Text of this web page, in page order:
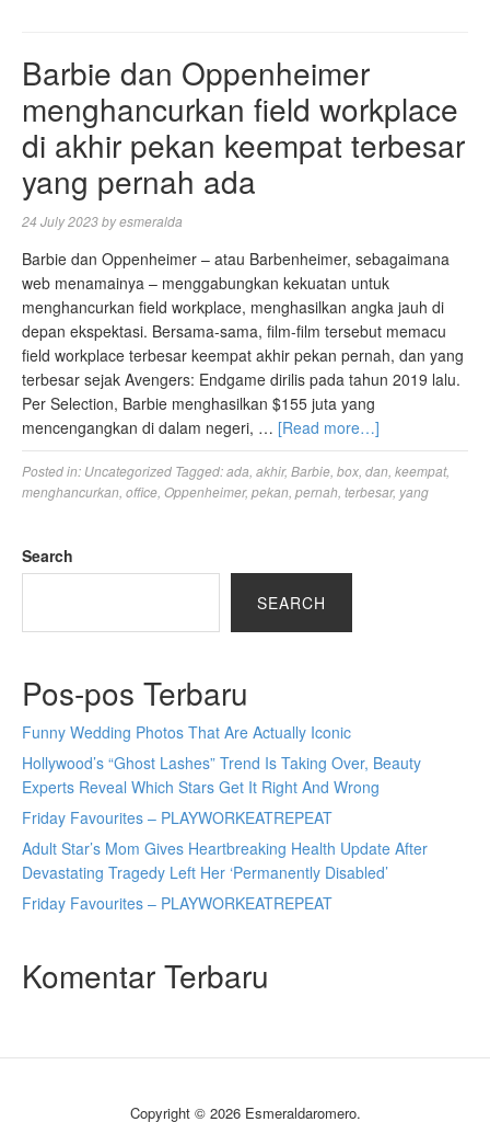
Barbie dan Oppenheimer
menghancurkan field workplace
di akhir pekan keempat terbesar
yang pernah ada
24 July 2023byesmeralda
Barbie dan Oppenheimer – atau Barbenheimer, sebagaimana
web menamainya – menggabungkan kekuatan untuk
menghancurkan field workplace, menghasilkan angka jauh di
depan ekspektasi. Bersama-sama, film-film tersebut memacu
field workplace terbesar keempat akhir pekan pernah, dan yang
terbesar sejak Avengers: Endgame dirilis pada tahun 2019 lalu.
Per Selection, Barbie menghasilkan $155 juta yang
mencengangkan di dalam negeri, … [Read more…]
Posted in: Uncategorized Tagged:ada akhir, Barbie box dan keempat,
menghancurkan office Oppenheimer, pekan pernah terbesar, yang
Search
SEARCH
Pos-pos Terbaru
Funny Wedding Photos That Are Actually Iconic
Hollywood’s “Ghost Lashes” Trend Is Taking Over, Beauty
Experts Reveal Which Stars Get It Right And Wrong
Friday Favourites – PLAYWORKEATREPEAT
Adult Star’s Mom Gives Heartbreaking Health Update After
Devastating Tragedy Left Her ‘Permanently Disabled’
Friday Favourites – PLAYWORKEATREPEAT
Komentar Terbaru
Copyright © 2026 Esmeraldaromero.